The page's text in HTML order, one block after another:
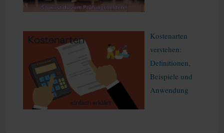
Kostenarten
verstehen:
Definitionen,
Beispiele und
Anwendung